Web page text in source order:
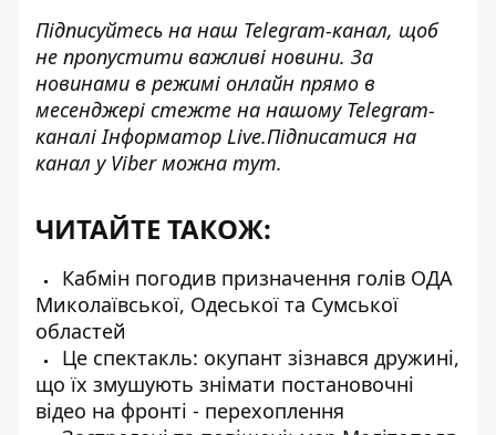
Підписуйтесь на наш Telegram-канал, щоб
не пропустити важливі новини. За
новинами в режимі онлайн прямо в
месенджері стежте на нашому Telegram-
каналіІнформатор Live.Підписатися на
канал у Viber можна тут.
ЧИТАЙТЕ ТАКОЖ:
Кабмін погодив призначення голів ОДА
Миколаївської, Одеської та Сумської
областей
Це спектакль: окупант зізнався дружині,
що їх змушують знімати постановочні
відео на фронті - перехоплення